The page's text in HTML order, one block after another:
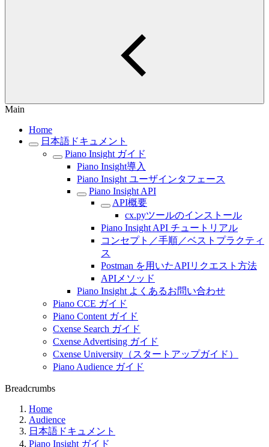
Main
Home
日本語ドキュメント
Piano Insight ガイド
Piano Insight導入
Piano Insight ユーザインタフェース
Piano Insight API
API概要
cx.pyツールのインストール
Piano Insight API チュートリアル
コンセプト／手順／ベストプラクティ
ス
Postman を用いたAPIリクエスト方法
APIメソッド
Piano Insight よくあるお問い合わせ
Piano CCE ガイド
Piano Content ガイド
Cxense Search ガイド
Cxense Advertising ガイド
Cxense University（スタートアップガイド）
Piano Audience ガイド
Breadcrumbs
Home
Audience
日本語ドキュメント
Piano Insight ガイド